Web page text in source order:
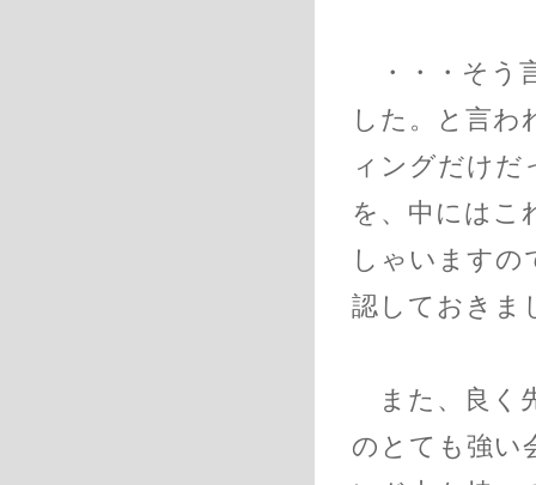
・・・そう
した。と言わ
ィングだけ
を、中にはこ
しゃいますの
認しておきま
また、良く
のとても強い